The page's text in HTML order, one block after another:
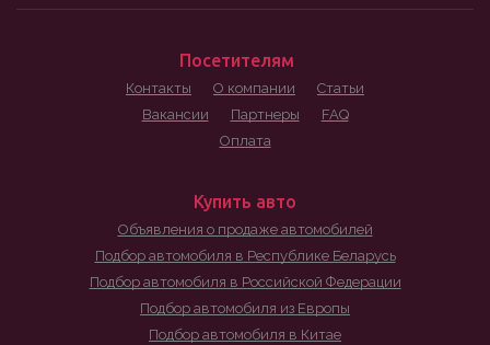
Посетителям
Контакты О компании
Статьи
Вакансии
Партнеры
FAQ
Оплата
Купить авто
Объявления о продаже автомобилей
Подбор автомобиля в Республике Беларусь
Подбор автомобиля в Российской Федерации
Подбор автомобиля из Европы
Подбор автомобиля в Китае